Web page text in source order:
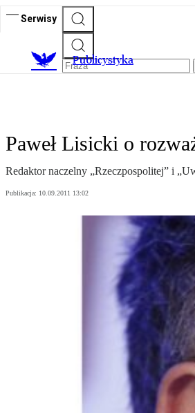
Serwisy
Publicystyka
Paweł Lisicki o
Redaktor naczelny „Rzeczpospolitej” i
Publikacja: 10.09.2011 13:02